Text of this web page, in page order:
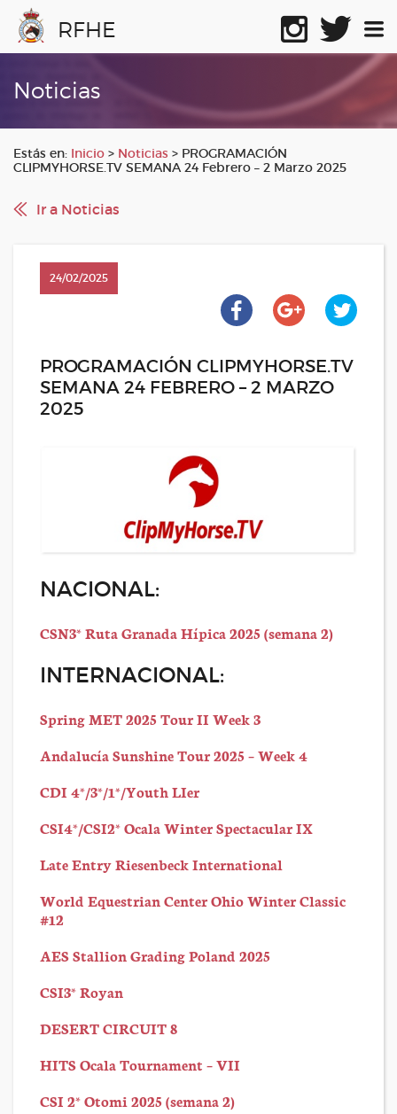
RFHE
Noticias
Estás en: Inicio > Noticias > PROGRAMACIÓN
CLIPMYHORSE.TV SEMANA 24 Febrero – 2 Marzo 2025
Ir a Noticias
24/02/2025
PROGRAMACIÓN CLIPMYHORSE.TV
SEMANA 24 FEBRERO – 2 MARZO
2025
NACIONAL:
CSN3* Ruta Granada Hípica 2025 (semana 2)
INTERNACIONAL:
Spring MET 2025 Tour II Week 3
Andalucía Sunshine Tour 2025 – Week 4
CDI 4*/3*/1*/Youth LIer
CSI4*/CSI2* Ocala Winter Spectacular IX
Late Entry Riesenbeck International
World Equestrian Center Ohio Winter Classic
#12
AES Stallion Grading Poland 2025
CSI3* Royan
DESERT CIRCUIT 8
HITS Ocala Tournament – VII
CSI 2* Otomi 2025 (semana 2)